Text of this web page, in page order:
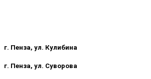
г. Пенза, ул. Кулибина
г. Пенза, ул. Суворова